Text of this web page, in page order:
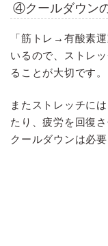
④クールダウン
「筋トレ→有酸素
いるので、ストレ
ることが大切です。
またストレッチに
たり、疲労を回復
クールダウンは必